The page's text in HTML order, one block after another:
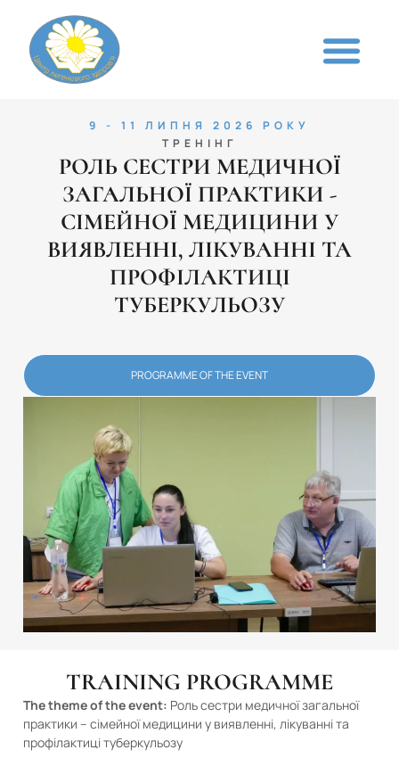
9 - 11 ЛИПНЯ 2026 РОКУ
ТРЕНІНГ
РОЛЬ СЕСТРИ МЕДИЧНОЇ
ЗАГАЛЬНОЇ ПРАКТИКИ -
СІМЕЙНОЇ МЕДИЦИНИ У
ВИЯВЛЕННІ, ЛІКУВАННІ ТА
ПРОФІЛАКТИЦІ
ТУБЕРКУЛЬОЗУ
PROGRAMME OF THE EVENT
TRAINING PROGRAMME
The theme of the event: Роль сестри медичної загальної
практики – сімейної медицини у виявленні, лікуванні та
профілактиці туберкульозу